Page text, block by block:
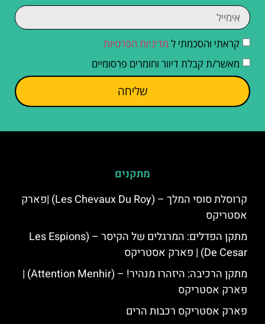
קראתי והסכמתי ל מדיניות הפרטיות
מאשר/ת קבלת דיוור וחומרים פרסומיים
שליחה
מתקנים
קרוסלת סוסי המלך – (Les Chevaux Du Roy) |פארק
אסטריקס
מתקן הפדלים: המרגלים של הקיסר – (Les Espions
De Cesar) | פארק אסטריקס
מתקן הרכיבה: היזהרו מנהיר! – (Attention Menhir) |
פארק אסטריקס
פארק אסטריקס רכבות הרים